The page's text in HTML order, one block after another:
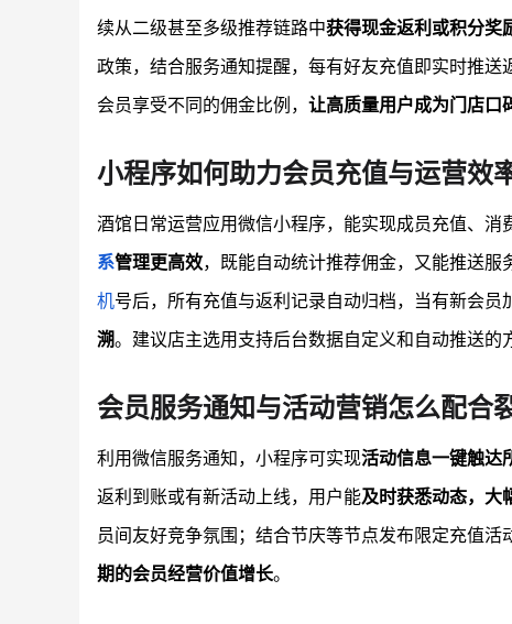
续从二级甚至多级推荐链路中获得现金返利或积分奖
政策，结合服务通知提醒，每有好友充值即实时推
会员享受不同的佣金比例， 让高质量用户成为门店口
小程序如何助力会员充值与运营效
酒馆日常运营应用微信小程序，能实现成员充值、消
系管理更高效，既能自动统计推荐佣金，又能推送
机号后，所有充值与返利记录自动归档，当有新会员
溯。建议店主选用支持后台数据自定义和自动推送的
会员服务通知与活动营销怎么配合
利用微信服务通知，小程序可实现活动信息一键触达
返利到账或有新活动上线，用户能及时获悉动态，大
员间友好竞争氛围；结合节庆等节点发布限定充值活
期的会员经营价值增长。